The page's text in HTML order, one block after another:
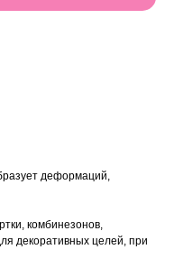
деформаций,
комбинезонов,
декоративных целей, при